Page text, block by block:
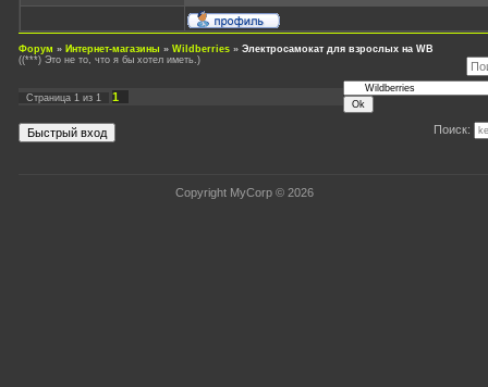
Форум » Интернет-магазины » Wildberries » Электросамокат для взрослых на WB
((***) Это не то, что я бы хотел иметь.)
Страница 1 из 1 1
Поиск:
Copyright MyCorp © 2026